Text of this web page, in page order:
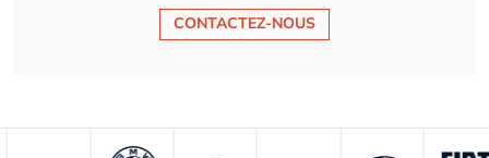
CONTACTEZ-NOUS